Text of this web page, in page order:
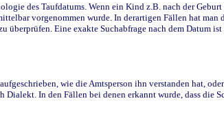
des Taufdatums. Wenn ein Kind z.B. nach der
vorgenommen wurde. In derartigen Fällen hat
Eine exakte Suchabfrage nach dem Datum
wie die Amtsperson ihn verstanden hat,
In den Fällen bei denen erkannt wurde, dass die